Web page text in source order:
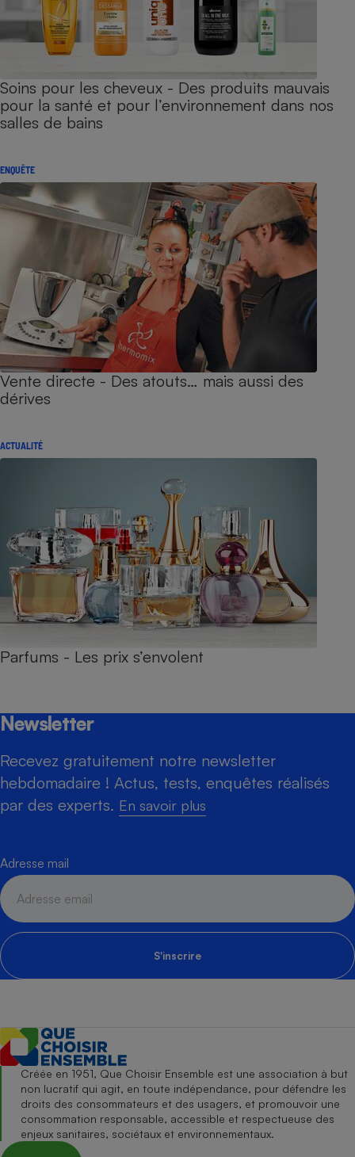
Soins pour les cheveux - Des produits mauvais
pour la santé et pour l’environnement dans nos
salles de bains
ENQUÊTE
Vente directe - Des atouts… mais aussi des
dérives
ACTUALITÉ
Parfums - Les prix s’envolent
Newsletter
Recevez gratuitement notre newsletter
hebdomadaire ! Actus, tests, enquêtes réalisés
par des experts. En savoir plus
Adresse mail
S'inscrire
Créée en 1951, Que Choisir Ensemble est une association à but
non lucratif qui agit, en toute indépendance, pour défendre les
droits des consommateurs et des usagers, et promouvoir une
consommation responsable, accessible et respectueuse des
enjeux sanitaires, sociétaux et environnementaux.